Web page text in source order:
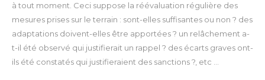
à tout moment. Ceci suppose la réévaluation régulière des
mesures prises sur le terrain : sont-elles suffisantes ou non ? des
adaptations doivent-elles être apportées ? un relâchement a-
t-il été observé qui justifierait un rappel ? des écarts graves ont-
ils été constatés qui justifieraient des sanctions ?, etc …